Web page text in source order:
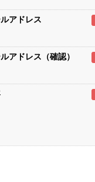
アドレス
アドレス（確認）